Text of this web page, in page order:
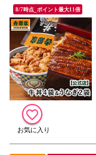
8/7時点_ポイント最大11倍